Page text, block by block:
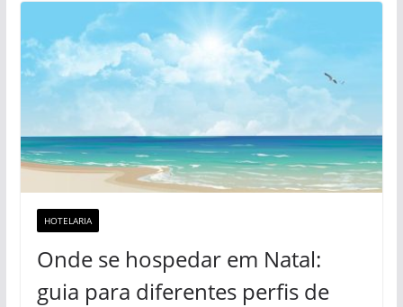
HOTELARIA
Onde se hospedar em Natal:
guia para diferentes perfis de